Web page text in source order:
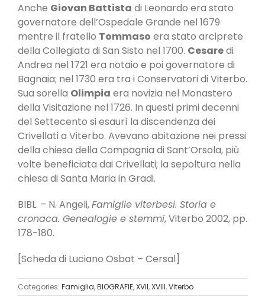
Anche Giovan Battista di Leonardo era stato
governatore dell’Ospedale Grande nel 1679
mentre il fratello Tommaso era stato arciprete
della Collegiata di San Sisto nel 1700. Cesaredi
Andrea nel 1721 era notaio e poi governatore di
Bagnaia; nel 1730 era tra i Conservatori di Viterbo.
Sua sorella Olimpia era novizia nel Monastero
della Visitazione nel 1726. In questi primi decenni
del Settecento si esaurì la discendenza dei
Crivellati a Viterbo. Avevano abitazione nei pressi
della chiesa della Compagnia di Sant’Orsola, più
volte beneficiata dai Crivellati; la sepoltura nella
chiesa di Santa Maria in Gradi.
BIBL. – N. Angeli,Famiglie viterbesi. Storia e
cronaca. Genealogie e stemmi, Viterbo 2002, pp.
178-180.
[Scheda di Luciano Osbat – Cersal]
Categories: Famiglia,BIOGRAFIE,XVII,XVIII,Viterbo